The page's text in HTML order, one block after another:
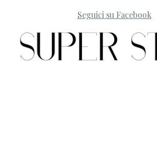
Seguici su Facebook